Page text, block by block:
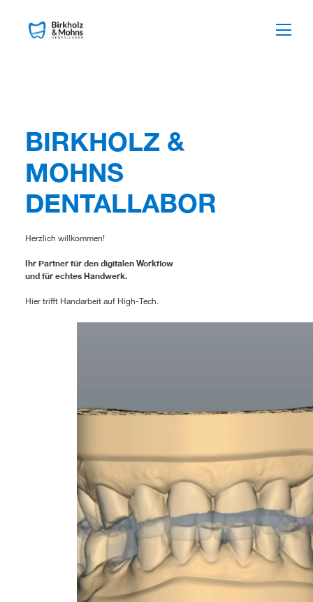
BIRKHOLZ &
MOHNS
DENTALLABOR
Herzlich willkommen!
Ihr Partner für den digitalen Workflow
und für echtes Handwerk.
Hier trifft Handarbeit auf High-Tech.